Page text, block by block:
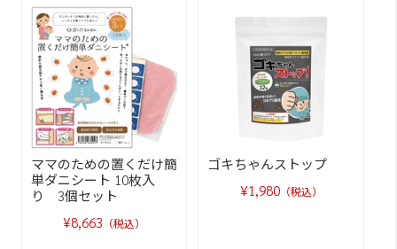
ママのための置くだけ簡
単ダニシート 10枚入
り 3個セット
¥8,663 （税込）
ゴキちゃんストップ
¥1,980（税込）